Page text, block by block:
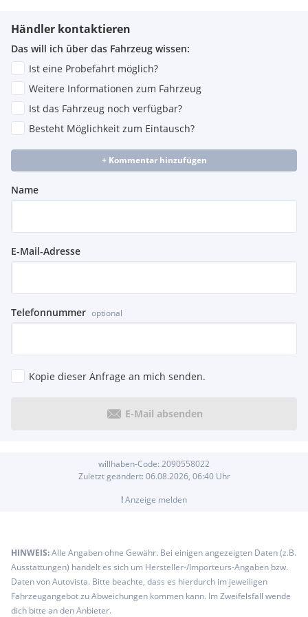
Interieurleisten Quarzsilber matt
Kennzeichenlicht in LED-Technik
Lautsprechersystem Stereo mit 6 Lautsprechern
Connected Package Professional
DAB-Tuner
Fahrzeugschlüssel
Reifenreparatur-Set
Stoßfängersystem
BMW ID
Auspuffendrohrblenden, sichtbar
Batterie im Motorraum
Fernbedienung für Zentralverriegelung, inklusive
Handschuhkasten, innen beleuchtet und Deckelinnenteil
beflockt
Scheibenwischer
Frontscheinwerfer
Heckleuchten Glühlampen-Technik
Händler kontaktieren
Das will ich über das Fahrzeug wissen:
Ist eine Probefahrt möglich?
Weitere Informationen zum Fahrzeug
Ist das Fahrzeug noch verfügbar?
Besteht Möglichkeit zum Eintausch?
+ Kommentar hinzufügen
Name
E-Mail-Adresse
Telefonnummer optional
Kopie dieser Anfrage an mich senden.
E-Mail absenden
willhaben-Code: 2090558022
Zuletzt geändert: 06.08.2026, 06:40Uhr
!Anzeige melden
HINWEIS:Alle Angaben ohne Gewähr. Bei einigen angezeigten Daten (z.B.
Ausstattungen) handelt es sich um Hersteller-/Importeurs-Angaben bzw.
Daten von Autovista. Bitte beachte, dass es hierdurch im jeweiligen
Fahrzeugangebot zu Abweichungen kommen kann. Im Zweifelsfall wende
dich bitte an den Anbieter.